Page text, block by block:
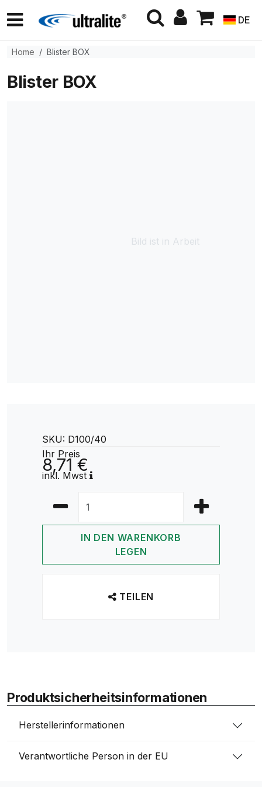
DE
Home Blister BOX
Blister BOX
Bild ist in Arbeit
SKU: D100/40
Ihr Preis
8,71 €
inkl. Mwst
IN DEN WARENKORB
LEGEN
TEILEN
Produktsicherheitsinformationen
Herstellerinformationen
Verantwortliche Person in der EU